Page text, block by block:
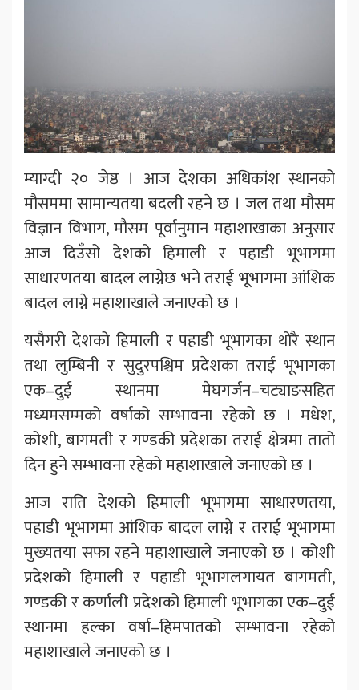
म्याग्दी २० जेष्ठ । आज देशका अधिकांश स्थानको
मौसममा सामान्यतया बदली रहने छ । जल तथा मौसम
विज्ञान विभाग, मौसम पूर्वानुमान महाशाखाका अनुसार
आज दिउँसो देशको हिमाली र पहाडी भूभागमा
साधारणतया बादल लाग्नेछ भने तराई भूभागमा आंशिक
बादल लाग्ने महाशाखाले जनाएको छ ।
यसैगरी देशको हिमाली र पहाडी भूभागका थोरै स्थान
तथा लुम्बिनी र सुदुरपश्चिम प्रदेशका तराई भूभागका
एक–दुई स्थानमा मेघगर्जन–चट्याङसहित
मध्यमसम्मको वर्षाको सम्भावना रहेको छ । मधेश,
कोशी, बागमती र गण्डकी प्रदेशका तराई क्षेत्रमा तातो
दिन हुने सम्भावना रहेको महाशाखाले जनाएको छ ।
आज राति देशको हिमाली भूभागमा साधारणतया,
पहाडी भूभागमा आंशिक बादल लाग्ने र तराई भूभागमा
मुख्यतया सफा रहने महाशाखाले जनाएको छ । कोशी
प्रदेशको हिमाली र पहाडी भूभागलगायत बागमती,
गण्डकी र कर्णाली प्रदेशको हिमाली भूभागका एक–दुई
स्थानमा हल्का वर्षा–हिमपातको सम्भावना रहेको
महाशाखाले जनाएको छ ।